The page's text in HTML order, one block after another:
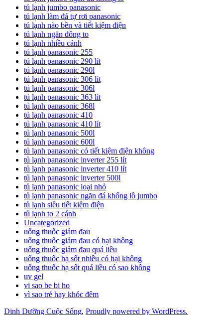
tủ lạnh jumbo panasonic
tủ lạnh làm đá tự rơi panasonic
tủ lạnh nào bền và tiết kiệm điện
tủ lạnh ngăn đông to
tủ lạnh nhiều cánh
tủ lạnh panasonic 255
tủ lạnh panasonic 290 lít
tủ lạnh panasonic 290l
tủ lạnh panasonic 306 lít
tủ lạnh panasonic 306l
tủ lạnh panasonic 363 lít
tủ lạnh panasonic 368l
tủ lạnh panasonic 410
tủ lạnh panasonic 410 lít
tủ lạnh panasonic 500l
tủ lạnh panasonic 600l
tủ lạnh panasonic có tiết kiệm điện không
tủ lạnh panasonic inverter 255 lít
tủ lạnh panasonic inverter 410 lít
tủ lạnh panasonic inverter 500l
tủ lạnh panasonic loại nhỏ
tủ lạnh panasonic ngăn đá khổng lồ jumbo
tủ lạnh siêu tiết kiệm điện
tủ lạnh to 2 cánh
Uncategorized
uống thuốc giảm đau
uống thuốc giảm đau có hại không
uống thuốc giảm đau quá liều
uống thuốc hạ sốt nhiều có hại không
uống thuốc hạ sốt quá liều có sao không
uv gel
vi sao be bi ho
vì sao trẻ hay khóc đêm
Dinh Dưỡng Cuộc Sống, Proudly powered by WordPress.